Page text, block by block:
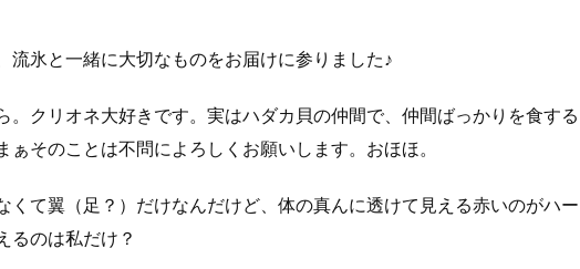
流氷と一緒に大切なものをお届けに参りました♪
。クリオネ大好きです。実はハダカ貝の仲間で、仲間ばっかりを食す
ぁそのことは不問によろしくお願いします。おほほ。
くて翼（足？）だけなんだけど、体の真んに透けて見える赤いのがハ
るのは私だけ？